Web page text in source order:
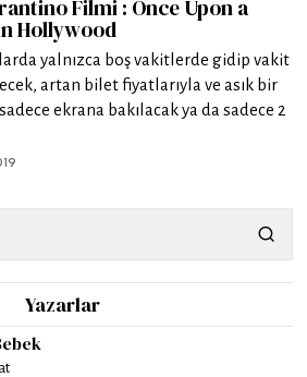
Filmi : Once Upon a
Hollywood
yalnızca boş vakitlerde gidip vakit
artan bilet fiyatlarıyla ve asık bir
ekrana bakılacak ya da sadece 2
Yazarlar